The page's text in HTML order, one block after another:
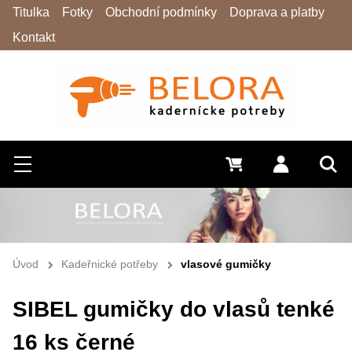
Hledat
Menu Přihlásit
0 Kč
Titulka Fotky Obchodní podmínky
Doprava a platby
Kontakt
Úvod Kadeřnické potřeby vlasové gumičky
SIBEL gumičky do vlasů tenké
16 ks černé